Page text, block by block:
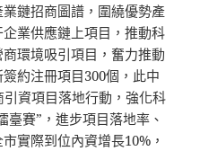
鏈招商圖譜，圍繞優勢產
業供應鏈上項目，推動科
環境吸引項目，奮力推動
約注冊項目300個，此中
資項目落地行動，強化科
臺賽”，進步項目落地率、
實際到位內資增長10%，